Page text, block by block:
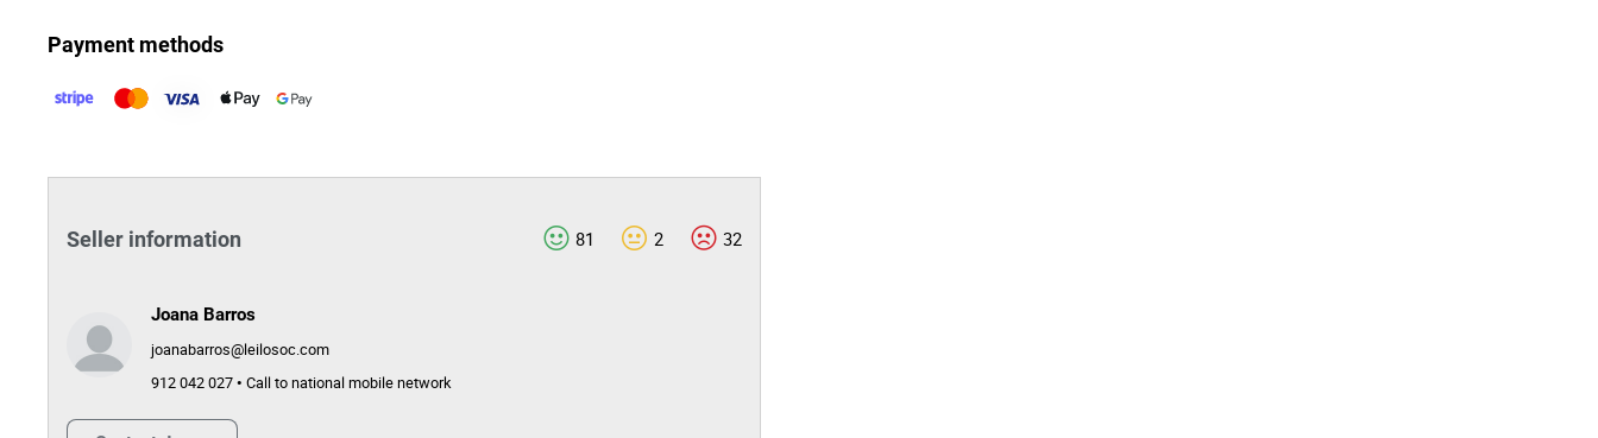
Payment methods
Seller information 81 2 32
Joana Barros
joanabarros@leilosoc.com
912 042 027 • Call to national mobile network